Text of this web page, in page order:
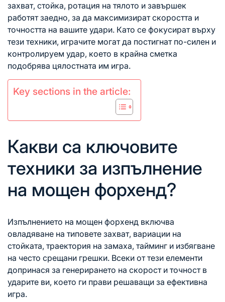
захват, стойка, ротация на тялото и завършек
работят заедно, за да максимизират скоростта и
точността на вашите удари. Като се фокусират върху
тези техники, играчите могат да постигнат по-силен и
контролируем удар, което в крайна сметка
подобрява цялостната им игра.
Key sections in the article:
Какви са ключовите
техники за изпълнение
на мощен форхенд?
Изпълнението на мощен форхенд включва
овладяване на типовете захват, вариации на
стойката, траектория на замаха, тайминг и избягване
на често срещани грешки. Всеки от тези елементи
допринася за генерирането на скорост и точност в
ударите ви, което ги прави решаващи за ефективна
игра.